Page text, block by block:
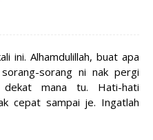
ini. Alhamdulillah, buat apa
sorang ni nak pergi
mana tu. Hati-hati
cepat sampai je. Ingatlah